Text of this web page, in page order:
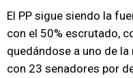
El PP sigue siendo la
con el 50% escrutado,
quedándose a uno de
con 23 senadores por